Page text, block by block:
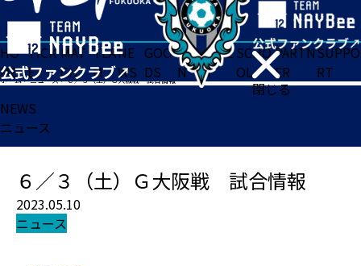
閉じる
HO
ME
TICK
ET
MAT
CH
TEA
M
NE
WS
GOO
DS
FA
N
ACADE
MY
SCHO
OL
PARTN
ER
SUPPO
RT
ホーム>ニュース>６／３（土）Ｇ大阪戦 試合情報
NEWS
ニュース
６／３（土）Ｇ大阪戦 試合情報
2023.05.10
ニュース